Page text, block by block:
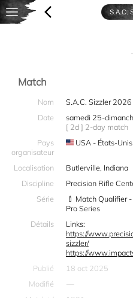
Match
Nom
S.A.C. Sizzler 2026
Date
samedi 25-
[ 2d ] 2-day match
Pays
organisateur
USA - États-Unis
Localisation
Butlerville, Indiana
Discipline
Precision Rifle
Série
Match Qualifier
Pro Series
Détails
Links:
https://
sizzler/
https://
Publié
18 oct 2025
Modifié
—